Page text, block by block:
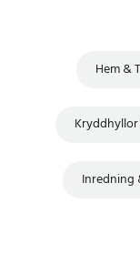
Hem &
Inredning